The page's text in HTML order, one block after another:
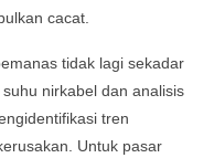
cacat.
tidak lagi sekadar
nirkabel dan analisis
tren
Untuk pasar